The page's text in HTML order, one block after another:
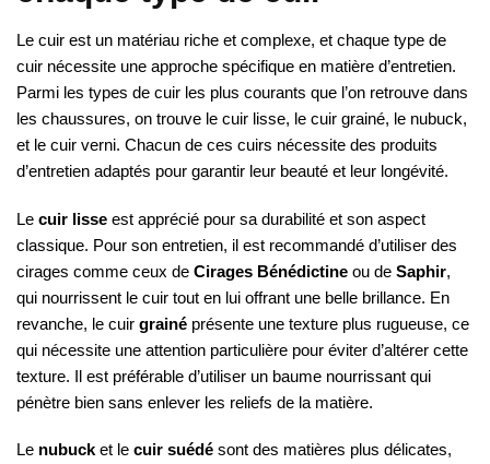
Le cuir est un matériau riche et complexe, et chaque type de
cuir nécessite une approche spécifique en matière d’entretien.
Parmi les types de cuir les plus courants que l’on retrouve dans
les chaussures, on trouve le cuir lisse, le cuir grainé, le nubuck,
et le cuir verni. Chacun de ces cuirs nécessite des produits
d’entretien adaptés pour garantir leur beauté et leur longévité.
Le cuir lisse est apprécié pour sa durabilité et son aspect
classique. Pour son entretien, il est recommandé d’utiliser des
cirages comme ceux de Cirages Bénédictine ou de Saphir,
qui nourrissent le cuir tout en lui offrant une belle brillance. En
revanche, le cuir grainé présente une texture plus rugueuse, ce
qui nécessite une attention particulière pour éviter d’altérer cette
texture. Il est préférable d’utiliser un baume nourrissant qui
pénètre bien sans enlever les reliefs de la matière.
Le nubuck et le cuir suédé sont des matières plus délicates,